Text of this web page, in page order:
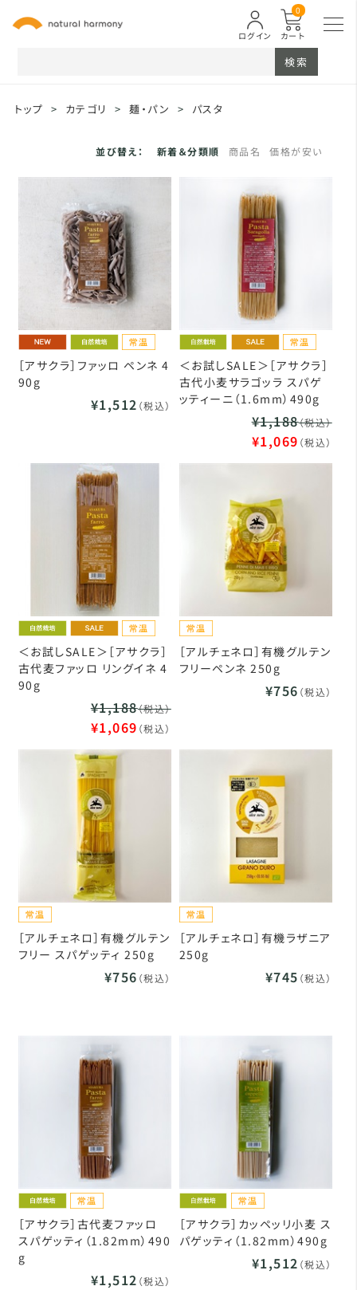
カート
0
ログイン
検索
トップ > カテゴリ > 麺・パン > パスタ
並び替え： 新着＆分類順 商品名 価格が安い
［アサクラ］ファッロ ペンネ 4
90g
¥1,512 （税込）
＜お試しSALE＞［アサクラ］
古代小麦サラゴッラ スパゲ
ッティーニ（1.6mm）490g
¥1,188（税込）
¥1,069 （税込）
＜お試しSALE＞［アサクラ］
古代麦ファッロ リングイネ 4
90g
¥1,188（税込）
¥1,069 （税込）
［アルチェネロ］有機グルテン
フリーペンネ 250g
¥756 （税込）
［アルチェネロ］有機グルテン
フリー スパゲッティ 250g
¥756 （税込）
［アルチェネロ］有機ラザニア
250g
¥745 （税込）
［アサクラ］古代麦ファッロ
スパゲッティ（1.82mm）490
g
¥1,512 （税込）
［アサクラ］カッペッリ小麦 ス
パゲッティ（1.82mm）490g
¥1,512 （税込）